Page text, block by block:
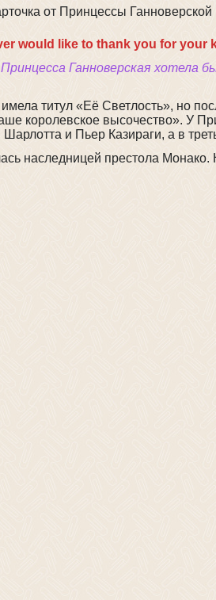
would like to thank you for
Ганноверская хотела
титул «Её Светлость», но
королевское высочество». У
Шарлотта и Пьер Казираги, а в
наследницей престола